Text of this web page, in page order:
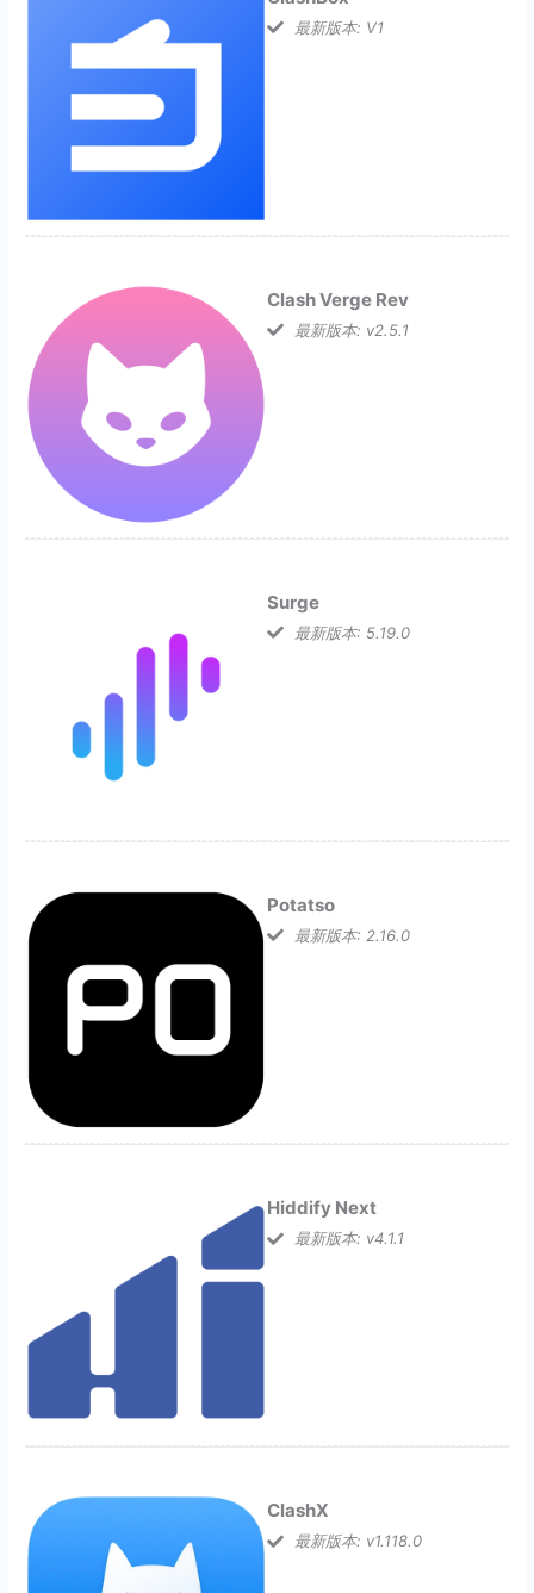
最新版本: V1
Clash Verge Rev
最新版本: v2.5.1
Surge
最新版本: 5.19.0
Potatso
最新版本: 2.16.0
Hiddify Next
最新版本: v4.1.1
ClashX
最新版本: v1.118.0